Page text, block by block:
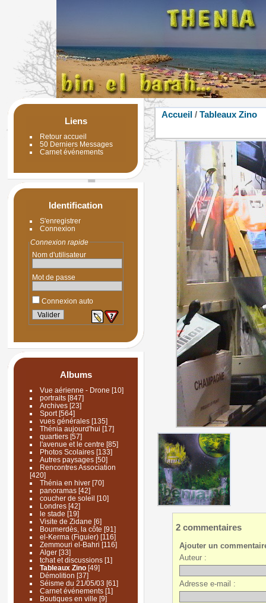
Liens
Retour accueil
50 Derniers Messages
Carnet événements
Identification
S'enregistrer
Connexion
Connexion rapide
Nom d'utilisateur
Mot de passe
Connexion auto
Albums
Vue aérienne - Drone [10]
portraits[847]
Archives [23]
Sport[564]
vues générales[135]
Thénia aujourd'hui [17]
quartiers[57]
l'avenue et le centre [85]
Photos Scolaires[133]
Autres paysages[50]
Rencontres Association
[420]
Thénia en hiver[70]
panoramas[42]
coucher de soleil [10]
Londres[42]
le stade [19]
Visite de Zidane [6]
Boumerdès, la côte [91]
el-Kerma (Figuier)[116]
Zemmouri el-Bahri [116]
Alger[33]
tchat et discussions[1]
Tableaux Zino[49]
Démolition [37]
Séisme du 21/05/03 [61]
Carnet événements[1]
Boutiques en ville [9]
Accueil / Tableaux Zino
2 commentaires
Ajouter un
Auteur :
Adresse e-mail :